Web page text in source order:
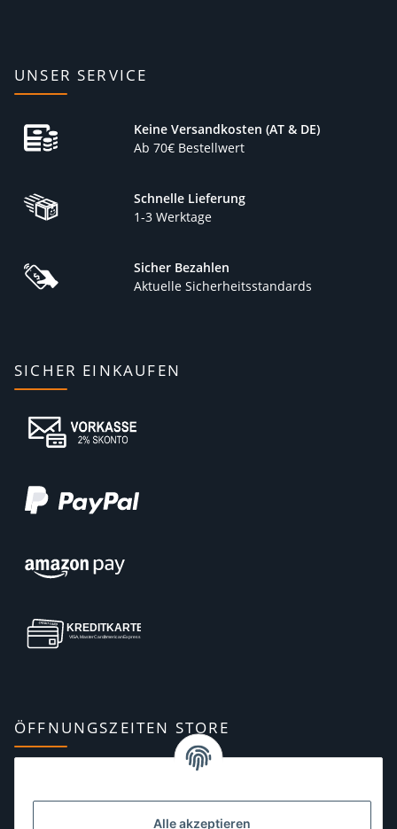
Alle akzeptieren
UNSER SERVICE
Keine Versandkosten (AT & DE)
Ab 70€ Bestellwert
Schnelle Lieferung
1-3 Werktage
Sicher Bezahlen
Aktuelle Sicherheitsstandards
SICHER EINKAUFEN
ÖFFNUNGSZEITEN STORE
10:00–13:00, 14:00–18:00 Uhr
Dienstag:10:00–13:00, 14:00–16:00 Uhr